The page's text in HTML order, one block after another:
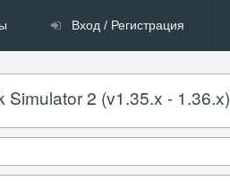
Вход / Регистрация
2 (v1.35.x - 1.36.x)